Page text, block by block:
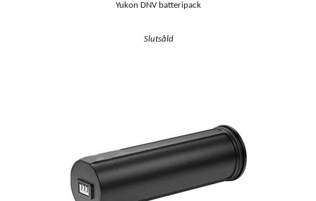
Yukon DNV batteripack
Slutsåld